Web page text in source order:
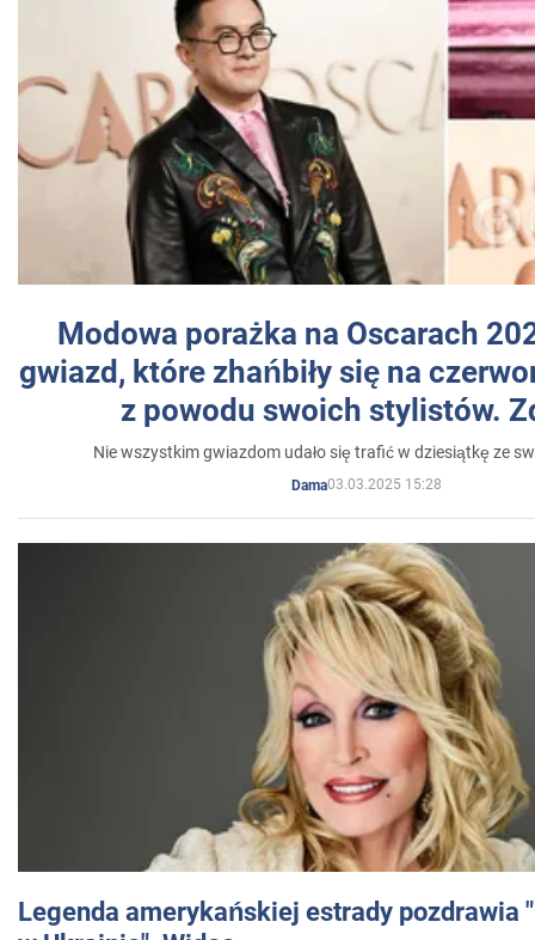
Modowa porażka na Oscarach
gwiazd, które zhańbiły się na
z powodu swoich stylistów.
Nie wszystkim gwiazdom udało się trafić w dziesiątkę ze
Dama03.03.2025 15:28
Legenda amerykańskiej estrady pozdrawia